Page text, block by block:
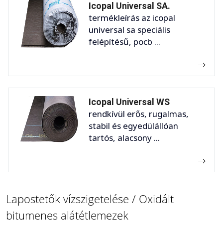
Icopal Universal SA.
termékleírás az icopal
universal sa speciális
felépítésű, pocb ...
Icopal Universal WS
rendkívül erős, rugalmas,
stabil és egyedülállóan
tartós, alacsony ...
Lapostetők vízszigetelése / Oxidált
bitumenes alátétlemezek